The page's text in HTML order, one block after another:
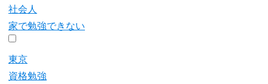
社会人
家で勉強できない
東京
資格勉強